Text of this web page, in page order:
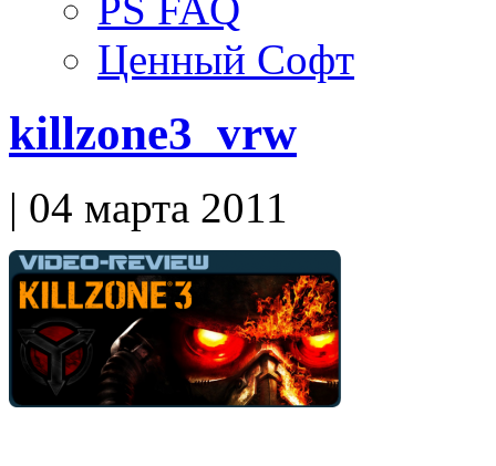
Ценный Софт
killzone3_vrw
| 04 марта 2011